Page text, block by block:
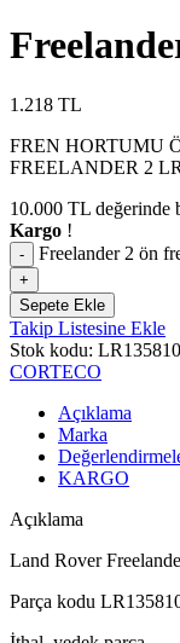
1.218 TL
FREN HORTUMU
FREELANDER 2
10.000 TL değerinde
Kargo !
Freelander 2 ön
Sepete Ekle
Takip Listesine Ekle
Stok kodu:
CORTECO
Açıklama
Marka
KARGO
Açıklama
Land Rover
Parça kodu